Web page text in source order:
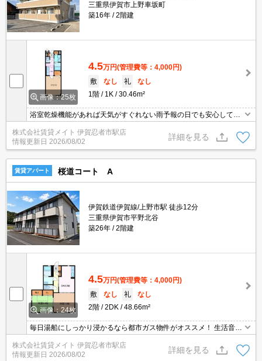
三重県伊賀市上野車坂町
築16年
2階建
画像：25枚
4.5万円(管理費等：4,000円)
敷
なし 礼
なし
1階
1K 30.46m²
浴室乾燥機能があれば天気がすぐれない雨予報の日でも安心して短
時間で洗濯物を乾かすことができます◎ モニター付きインターホン
であれば非対面で会話が可能♪
株式会社賃貸メイト 伊賀忍者市駅店
情報更新日 2026/08/02
詳細を見る
賃貸アパート 桜道コート A
伊賀鉄道伊賀線/上野市駅 徒歩12分
三重県伊賀市平野北谷
築26年
2階建
画像：24枚
4.5万円(管理費等：4,000円)
敷
なし 礼
なし
2階
2DK 48.66m²
毎日湯船にしっかり浸かるなら都市ガス物件がオススメ！ 生活音の
気になる方に人気の角部屋！お隣さまが少ないので生活音が軽減さ
れます◎玄関前を通る人が少なくなるのも良いところ！
株式会社賃貸メイト 伊賀忍者市駅店
情報更新日 2026/08/02
詳細を見る